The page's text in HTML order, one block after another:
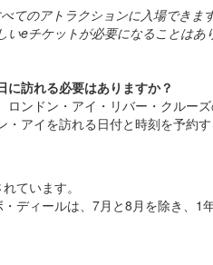
てのアトラクションに入場でき
いeチケットが必要になることは
に訪れる必要はありますか？
ロンドン・アイ・リバー・クルー
・アイを訪れる日付と時刻を予約
ています。
ディールは、7月と8月を除き、